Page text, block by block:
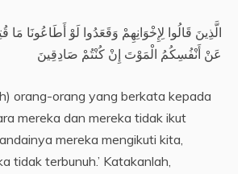
الَّذِينَ قَالُوا لِإِخْوَانِهِمْ وَقَعَدُوا لَوْ أَطَاعُونَا مَا
عَنْ أَنْفُسِكُمُ الْمَوْتَ إِنْ كُنْتُمْ صَادِقِينَ
orang-orang yang berkata kepada
mereka dan mereka tidak ikut
mereka mengikuti kita,
tidak terbunuh.’ Katakanlah,